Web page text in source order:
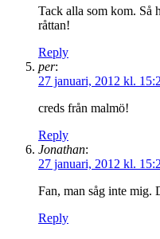
Tack alla som kom. Så
råttan!
Reply
per:
27 januari, 2012 kl.
creds från malmö!
Reply
Jonathan:
27 januari, 2012 kl.
Fan, man såg inte mig.
Reply